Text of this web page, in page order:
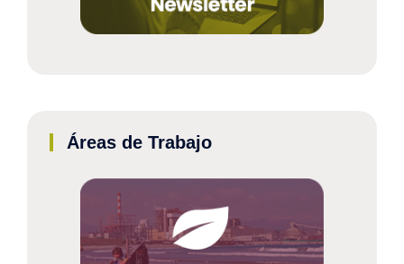
Áreas de Trabajo